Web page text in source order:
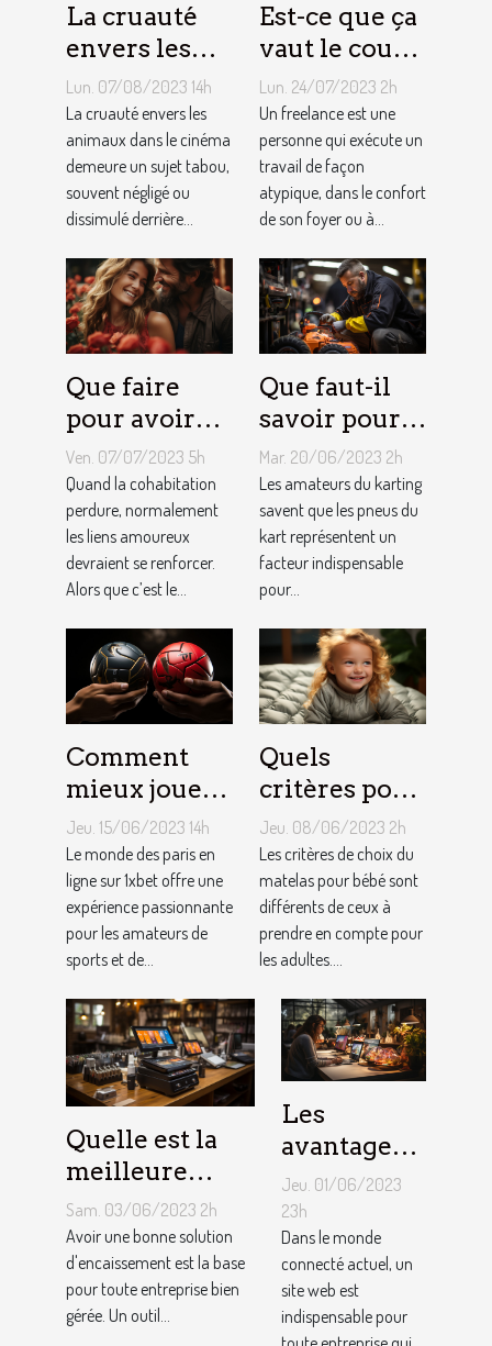
La cruauté
envers les
animaux
dans le
cinéma : un
sujet tabou
Lun. 07/08/2023 14h
La cruauté envers les
animaux dans le cinéma
demeure un sujet tabou,
souvent négligé ou
dissimulé derrière...
Est-ce que ça
vaut le coup
de devenir
indépendant
?
Lun. 24/07/2023 2h
Un freelance est une
personne qui exécute un
travail de façon
atypique, dans le confort
de son foyer ou à...
Que faire
pour avoir
toujours la
vie rose en
couple ?
Ven. 07/07/2023 5h
Quand la cohabitation
perdure, normalement
les liens amoureux
devraient se renforcer.
Alors que c’est le...
Que faut-il
savoir pour
un meilleur
ajustement
de la
pression des
pneus de
Kart ?
Mar. 20/06/2023 2h
Les amateurs du karting
savent que les pneus du
kart représentent un
facteur indispensable
pour...
Comment
mieux jouer
pour gagner
au jeu
1XBET ?
Jeu. 15/06/2023 14h
Le monde des paris en
ligne sur 1xbet offre une
expérience passionnante
pour les amateurs de
sports et de...
Quels
critères pour
choisir un
matelas de
bébé ?
Jeu. 08/06/2023 2h
Les critères de choix du
matelas pour bébé sont
différents de ceux à
prendre en compte pour
les adultes....
Quelle est la
meilleure
solution
d'encaissement
pour votre
entreprise ?
Sam. 03/06/2023 2h
Avoir une bonne solution
d'encaissement est la base
pour toute entreprise bien
gérée. Un outil...
Les
avantages
de faire
appel à un
spécialiste
de
conception
de site web
Jeu. 01/06/2023
23h
Dans le monde
connecté actuel, un
site web est
indispensable pour